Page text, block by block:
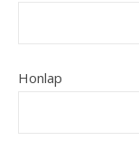
Honlap